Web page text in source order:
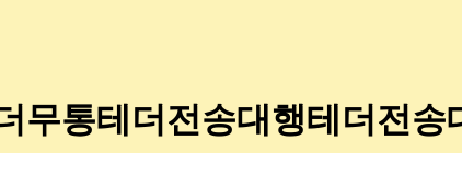
통테더전송대행테더전송